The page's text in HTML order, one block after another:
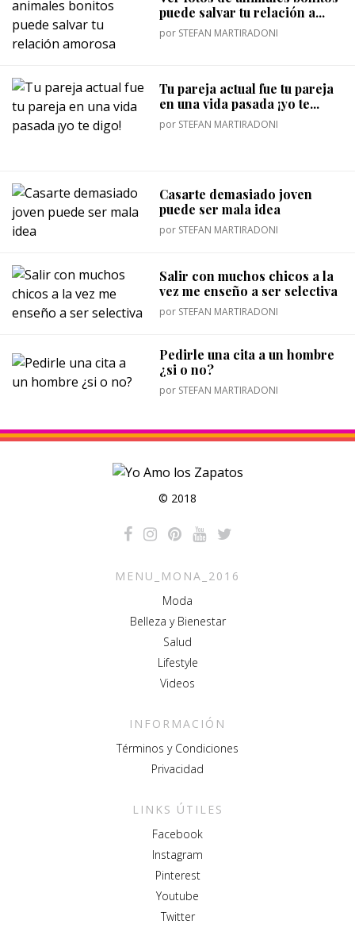
puede salvar tu relación a...
por STEFAN MARTIRADONI
Tu pareja actual fue tu pareja
en una vida pasada ¡yo te...
por STEFAN MARTIRADONI
Casarte demasiado joven
puede ser mala idea
por STEFAN MARTIRADONI
Salir con muchos chicos a la
vez me enseño a ser selectiva
por STEFAN MARTIRADONI
Pedirle una cita a un hombre
¿si o no?
por STEFAN MARTIRADONI
© 2018
MENU_MONA_2016
Moda
Belleza y Bienestar
Salud
Lifestyle
Videos
INFORMACIÓN
Términos y Condiciones
Privacidad
LINKS ÚTILES
Facebook
Instagram
Pinterest
Youtube
Twitter